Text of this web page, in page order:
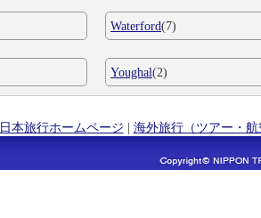
Waterford(7)
Youghal(2)
日本旅行ホームページ | 海外旅行（ツアー・航